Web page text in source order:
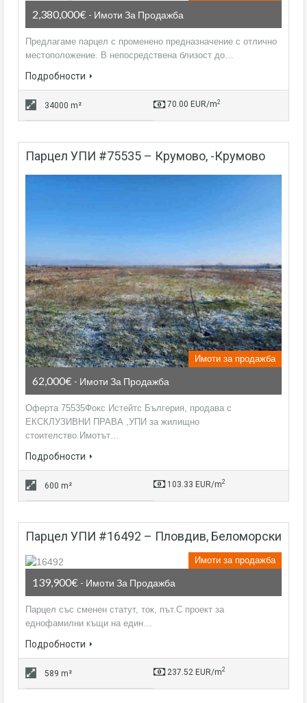
2,380,000€ - Имоти За Продажба
Предлагаме парцел с променено предназначение с отлично
местоположение. В непосредствена близост до…
Подробности
34000 m² 70.00 EUR/m2
парцел УПИ #75535 – Крумово, -Крумово
Имоти за продажба
62,000€ - Имоти За Продажба
Оферта 75535Фокс Истейтс Бългерия, продава с
ЕКСКЛУЗИВНИ ПРАВА ,УПИ за жилищно
стоителство.Имотът…
Подробности
600 m² 103.33 EUR/m2
парцел УПИ #16492 – Пловдив, Беломорски
Имоти за продажба
139,900€ - Имоти За Продажба
Парцел със сменен статут, ток, път.С проект за
еднофамилни къщи на един…
Подробности
589 m² 237.52 EUR/m2